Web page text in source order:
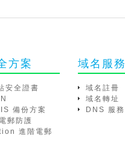
方案
安全證書
備份方案
郵防護
進階電郵
域名服務
域名註冊
域名轉址
DNS 服務